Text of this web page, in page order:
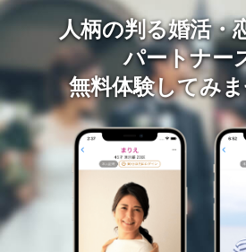
人柄の判る婚活・
パートナー
無料体験してみ